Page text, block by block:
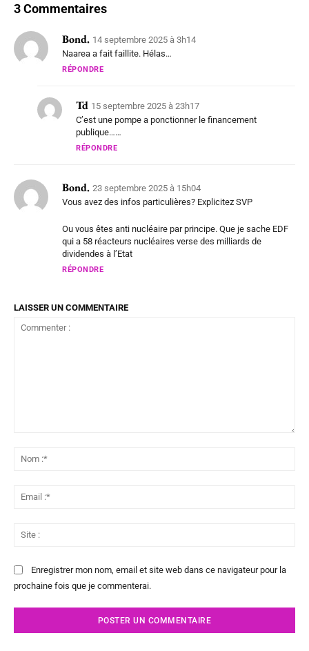
3 Commentaires
Bond. 14 septembre 2025 à 3h14
Naarea a fait faillite. Hélas…
RÉPONDRE
Td 15 septembre 2025 à 23h17
C’est une pompe a ponctionner le financement
publique……
RÉPONDRE
Bond. 23 septembre 2025 à 15h04
Vous avez des infos particulières? Explicitez SVP
Ou vous êtes anti nucléaire par principe. Que je sache EDF
qui a 58 réacteurs nucléaires verse des milliards de
dividendes à l’Etat
RÉPONDRE
LAISSER UN COMMENTAIRE
Enregistrer mon nom, email et site web dans ce navigateur pour la
prochaine fois que je commenterai.